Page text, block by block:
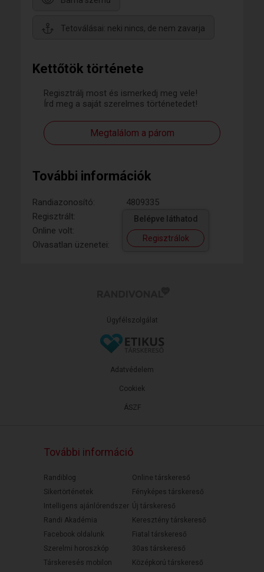
Kettőtök története
Regisztrálj most és ismerkedj meg vele!
Írd meg a saját szerelmes történetedet!
Megtalálom a párom
További információk
Randiazonosító:
4809335
Regisztrált:
Online volt:
Olvasatlan üzenetei:
Belépve láthatod
Regisztrálok
Tetoválásai: neki nincs, de nem zavarja
Ügyfélszolgálat
ÁSZF
Adatvédelem
Cookiek
További információ
Randiblog
Sikertörténetek
Intelligens ajánlórendszer
Randi Akadémia
Facebook oldalunk
Szerelmi horoszkóp
Társkeresés mobilon
Online társkereső
Fényképes társkereső
Új társkereső
Keresztény társkereső
Fiatal társkereső
30as társkereső
Középkorú társkereső